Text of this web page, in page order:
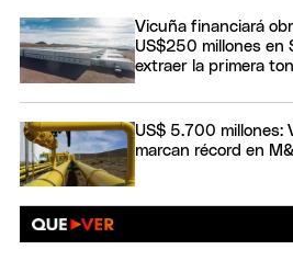
Vicuña financiará
US$250 millones en
extraer la primera
US$ 5.700 millones:
marcan récord en